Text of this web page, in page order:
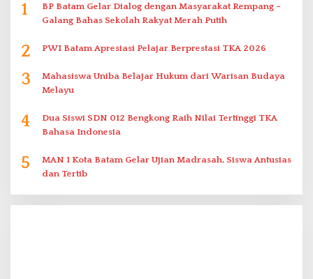
1
BP Batam Gelar Dialog dengan Masyarakat Rempang –
Galang Bahas Sekolah Rakyat Merah Putih
2 PWI Batam Apresiasi Pelajar Berprestasi TKA 2026
3
Mahasiswa Uniba Belajar Hukum dari Warisan Budaya
Melayu
4
Dua Siswi SDN 012 Bengkong Raih Nilai Tertinggi TKA
Bahasa Indonesia
5
MAN 1 Kota Batam Gelar Ujian Madrasah, Siswa Antusias
dan Tertib